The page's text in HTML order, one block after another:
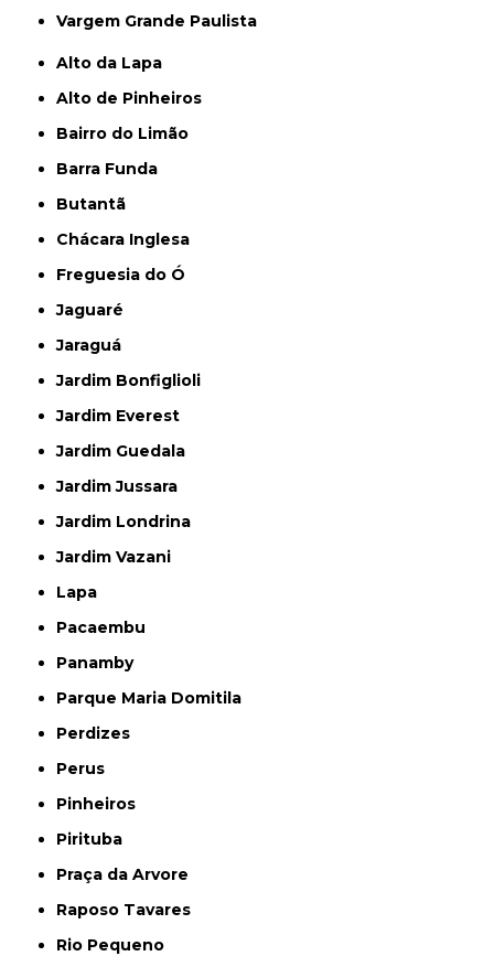
Vargem Grande Paulista
Alto da Lapa
Alto de Pinheiros
Bairro do Limão
Barra Funda
Butantã
Chácara Inglesa
Freguesia do Ó
Jaguaré
Jaraguá
Jardim Bonfiglioli
Jardim Everest
Jardim Guedala
Jardim Jussara
Jardim Londrina
Jardim Vazani
Lapa
Pacaembu
Panamby
Parque Maria Domitila
Perdizes
Perus
Pinheiros
Pirituba
Praça da Arvore
Raposo Tavares
Rio Pequeno